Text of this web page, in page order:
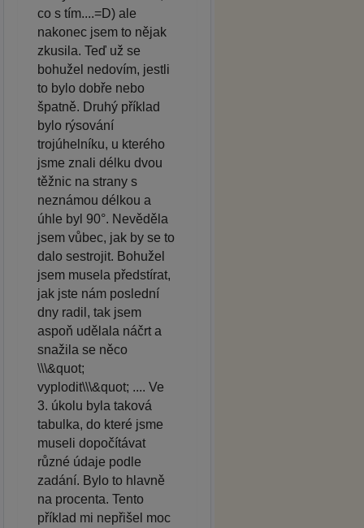
co s tím....=D) ale
nakonec jsem to nějak
zkusila. Teď už se
bohužel nedovím, jestli
to bylo dobře nebo
špatně. Druhý příklad
bylo rýsování
trojúhelníku, u kterého
jsme znali délku dvou
těžnic na strany s
neznámou délkou a
úhle byl 90°. Nevěděla
jsem vůbec, jak by se to
dalo sestrojit. Bohužel
jsem musela předstírat,
jak jste nám poslední
dny radil, tak jsem
aspoň udělala náčrt a
snažila se něco
\\\&quot;
vyplodit\\\&quot; .... Ve
3. úkolu byla taková
tabulka, do které jsme
museli dopočítávat
různé údaje podle
zadání. Bylo to hlavně
na procenta. Tento
příklad mi nepřišel moc